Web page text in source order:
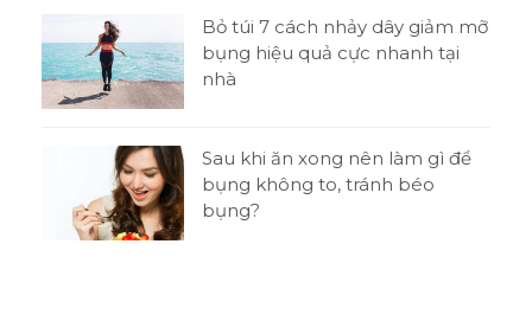
Bỏ túi 7 cách nhảy dây giảm mỡ
bụng hiệu quả cực nhanh tại
nhà
Sau khi ăn xong nên làm gì để
bụng không to, tránh béo
bụng?